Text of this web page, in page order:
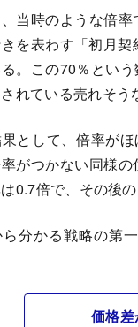
当時のような倍率
を表わす「初月
。この70％とい
れている売れそう
として、倍率が
がつかない同様
0.7倍で、その後
分かる戦略の第
価格